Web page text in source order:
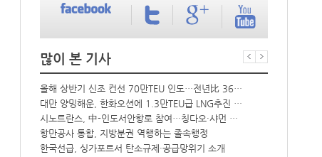
많이 본 기사
올해 상반기 신조 컨선 70만TEU 인도…전년比 36% 감소
대만 양밍해운, 한화오션에 1.3만TEU급 LNG추진 컨선 6척 발주
시노트란스, 中-인도서안항로 참여…칭다오·샤먼 직항
항만공사 통합, 지방분권 역행하는 졸속행정
한국선급, 싱가포르서 탄소규제·공급망위기 소개